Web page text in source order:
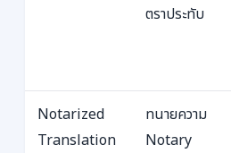
ตราประทับ
Notarized
Translation
ทนายความ
Notary